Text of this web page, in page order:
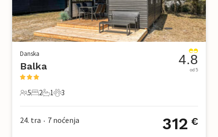
Danska
Balka
5 Gosti
5
2 Spavaće sobe
2
1 Kupaonica
1
3 Kućni ljubimac
3
4.8
od 5
24. tra • 7 noćenja 312 €